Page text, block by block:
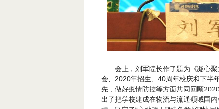
会上，刘军院长作了题为《凝心
会、2020年招生、40周年校庆和下半
先，做好疫情防控等方面共同回顾
出了把学校建成在物流与流通领域国